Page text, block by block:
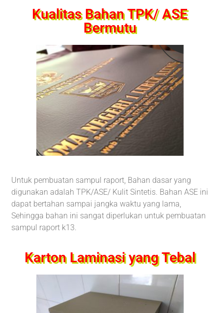
Kualitas Bahan TPK/ ASE
Bermutu
Untuk pembuatan sampul raport, Bahan dasar yang
digunakan adalah TPK/ASE/ Kulit Sintetis. Bahan ASE ini
dapat bertahan sampai jangka waktu yang lama,
Sehingga bahan ini sangat diperlukan untuk pembuatan
sampul raport k13.
Karton Laminasi yang Tebal